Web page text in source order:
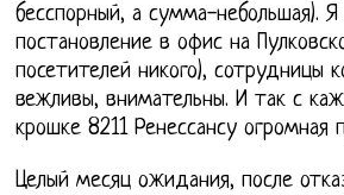
бесспорный, а сумма-небольшая). Я
постановление в офис на
посетителей никого), сотрудницы
вежливы, внимательны. И так с
крошке 8211 Ренессансу огромная
Целый месяц ожидания, после